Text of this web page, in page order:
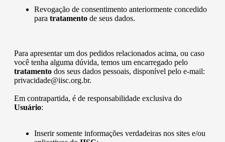
Revogação de consentimento anteriormente concedido
para tratamento de seus dados.
Para apresentar um dos pedidos relacionados acima, ou caso
você tenha alguma dúvida, temos um encarregado pelo
tratamento dos seus dados pessoais, disponível pelo e-mail:
privacidade@iisc.org.br.
Em contrapartida, é de responsabilidade exclusiva do
Usuário:
Inserir somente informações verdadeiras nos sites e/ou